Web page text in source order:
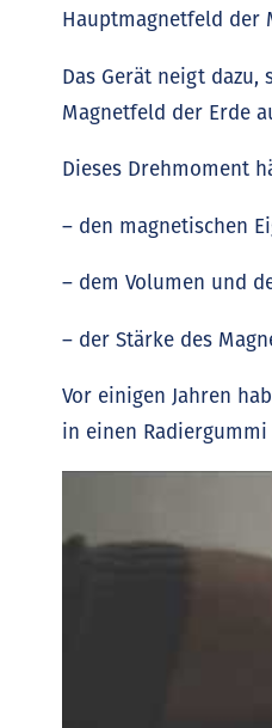
Hauptmagnetfeld der
Das Gerät neigt
Magnetfeld der Erde
Dieses Drehmoment
– den magnetischen
– dem Volumen und
– der Stärke des
Vor einigen Jahren
in einen